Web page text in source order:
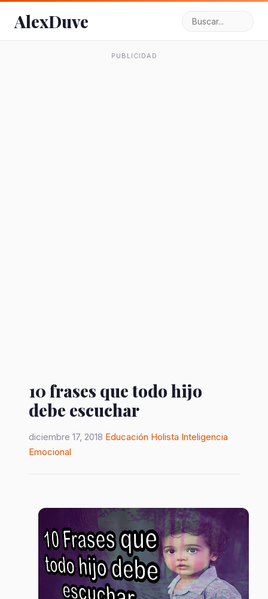
AlexDuve
PUBLICIDAD
10 frases que todo hijo
debe escuchar
diciembre 17, 2018 Educación Holista Inteligencia
Emocional